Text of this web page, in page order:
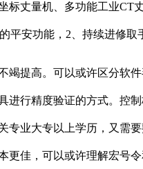
标丈量机、多功能工业CT
平安功能，2、持续进修
高。可以或许区分软件
进行精度验证的方式。控
专业大专以上学历，又需
更佳，可以或许理解宏号令